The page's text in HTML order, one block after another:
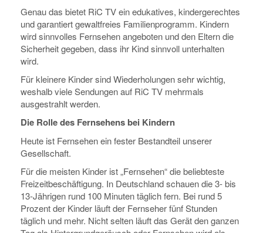
Genau das bietet RiC TV ein edukatives, kindergerechtes
und garantiert gewaltfreies Familienprogramm. Kindern
wird sinnvolles Fernsehen angeboten und den Eltern die
Sicherheit gegeben, dass ihr Kind sinnvoll unterhalten
wird.
Für kleinere Kinder sind Wiederholungen sehr wichtig,
weshalb viele Sendungen auf RiC TV mehrmals
ausgestrahlt werden.
Die Rolle des Fernsehens bei Kindern
Heute ist Fernsehen ein fester Bestandteil unserer
Gesellschaft.
Für die meisten Kinder ist „Fernsehen“ die beliebteste
Freizeitbeschäftigung. In Deutschland schauen die 3- bis
13-Jährigen rund 100 Minuten täglich fern. Bei rund 5
Prozent der Kinder läuft der Fernseher fünf Stunden
täglich und mehr. Nicht selten läuft das Gerät den ganzen